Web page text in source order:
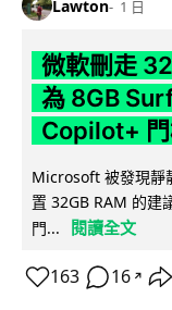
Lawton 1 日
微軟刪走
為 8GB
Copilot+ 門
Microsoft 被發現靜
置 32GB RAM 的建
門...
閱讀全文
163 16 ↗